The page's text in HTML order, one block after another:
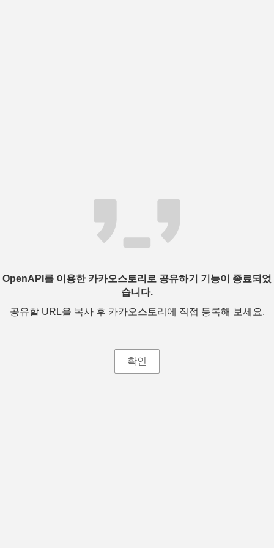
OpenAPI를 이용한 카카오스토리로 공유하기 기능이 종료되었
습니다.
공유할 URL을 복사 후 카카오스토리에 직접 등록해 보세요.
확인